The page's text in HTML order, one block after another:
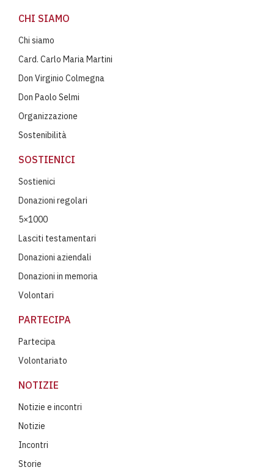
CHI SIAMO
Chi siamo
Card. Carlo Maria Martini
Don Virginio Colmegna
Don Paolo Selmi
Organizzazione
Sostenibilità
SOSTIENICI
Sostienici
Donazioni regolari
5×1000
Lasciti testamentari
Donazioni aziendali
Donazioni in memoria
Volontari
PARTECIPA
Partecipa
Volontariato
NOTIZIE
Notizie e incontri
Notizie
Incontri
Storie